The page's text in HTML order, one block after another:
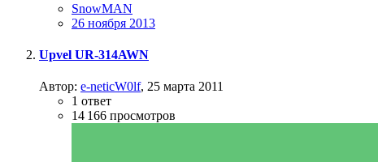
SnowMAN
26 ноября 2013
Upvel UR-314AWN
Автор: e-neticW0lf, 25 марта 2011
1 ответ
14 166 просмотров